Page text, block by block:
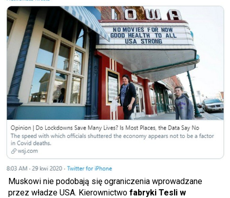
Muskowi nie podobają się ograniczenia wprowadzane
przez władze USA. Kierownictwo fabryki Tesli w